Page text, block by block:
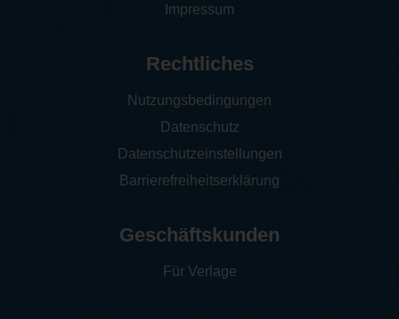
Impressum
Rechtliches
Nutzungsbedingungen
Datenschutz
Datenschutzeinstellungen
Barrierefreiheitserklärung
Geschäftskunden
Für Verlage